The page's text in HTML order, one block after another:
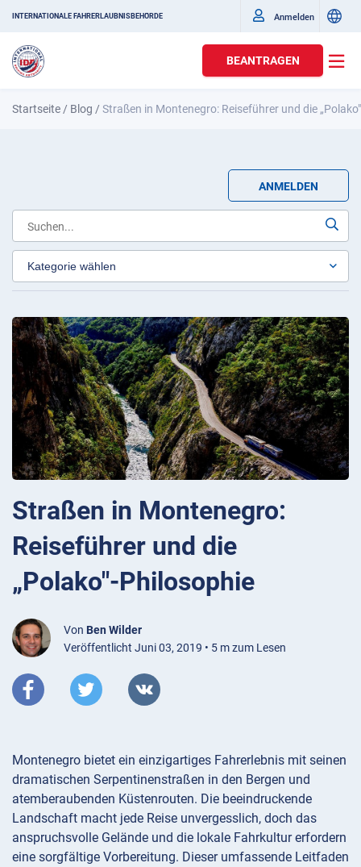
INTERNATIONALE FAHRERLAUBNISBEHÖRDE Anmelden
BEANTRAGEN
Startseite / Blog /Straßen in Montenegro: Reiseführer und die
ANMELDEN
Straßen in Montenegro:
Reiseführer und die
„Polako"-Philosophie
Von Ben Wilder
Veröffentlicht Juni 03, 2019 • 5 m zum Lesen
Montenegro bietet ein einzigartiges Fahrerlebnis mit seinen
dramatischen Serpentinenstraßen in den Bergen und
atemberaubenden Küstenrouten. Die beeindruckende
Landschaft macht jede Reise unvergesslich, doch das
anspruchsvolle Gelände und die lokale Fahrkultur erfordern
eine sorgfältige Vorbereitung. Dieser umfassende Leitfaden